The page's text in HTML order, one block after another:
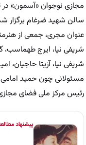
سالن شهید ضرغام برگزار
عنوان مجری، جمعی از
شریفی نیا، ایرج طهماسب،
شریفی نیا، آزیتا حاجیان،
مسئولانی چون حمید
رئیس مرکز ملی فضای
پیشنهاد